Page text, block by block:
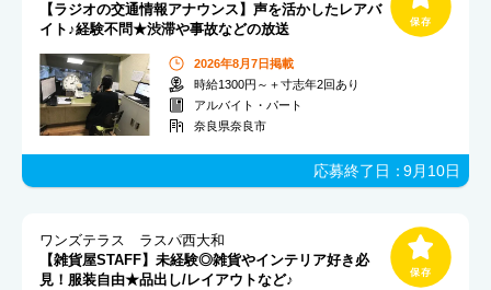
【ラジオの交通情報アナウンス】声を活かしたレアバ
イト♪経験不問★渋滞や事故などの放送
2026年8月7日掲載
時給1300円～＋寸志年2回あり
アルバイト・パート
奈良県奈良市
応募終了日：9月10日
ワンズテラス ラスパ西大和
【雑貨屋STAFF】未経験◎雑貨やインテリア好き必
見！服装自由★品出し/レイアウトなど♪